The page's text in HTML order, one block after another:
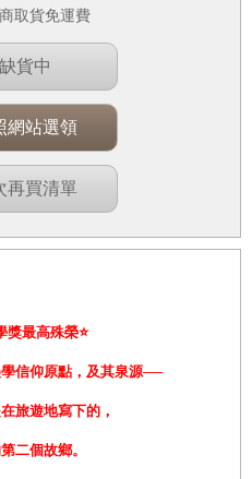
取貨免運費
貨中
網站選領
再買清單
獎最高殊榮⭐
信仰原點，及其泉源──
旅遊地寫下的，
二個故鄉。